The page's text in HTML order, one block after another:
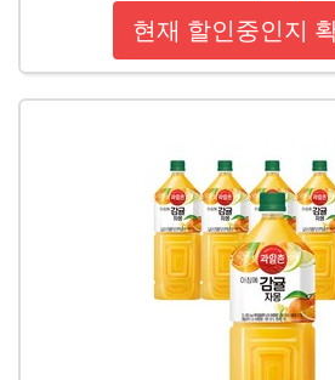
현재 할인중인지